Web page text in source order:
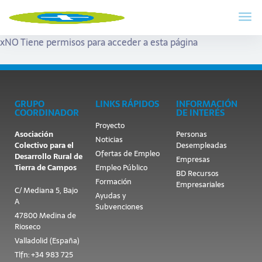
xNO Tiene permisos para acceder a esta página
GRUPO
COORDINADOR
Asociación
Colectivo para el
Desarrollo Rural de
Tierra de Campos
C/ Mediana 5, Bajo
A
47800 Medina de
Rioseco
Valladolid (España)
Tlfn: +34 983 725
LINKS RÁPIDOS
Proyecto
Noticias
Ofertas de Empleo
Empleo Público
Formación
Ayudas y
Subvenciones
INFORMACIÓN
DE INTERÉS
Personas
Desempleadas
Empresas
BD Recursos
Empresariales